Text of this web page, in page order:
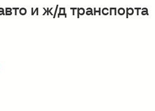
и ж/д транспорта